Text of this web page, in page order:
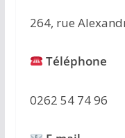
264, rue
Téléphone
0262 54 74 96